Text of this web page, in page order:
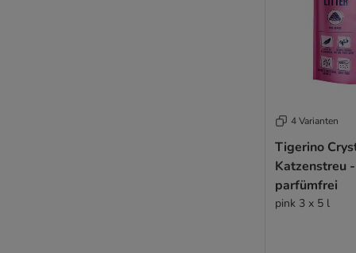
4 Varianten
Tigerino
Katzenstreu
parfümfrei
pink 3 x 5 l